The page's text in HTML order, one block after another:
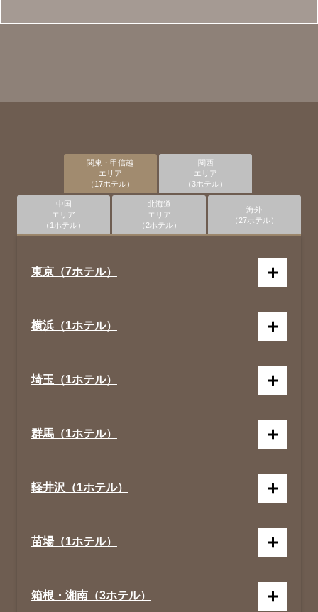
関東・甲信越
エリア
（17ホテル）
東京（7ホテル）
横浜（1ホテル）
埼玉（1ホテル）
群馬（1ホテル）
軽井沢（1ホテル）
苗場（1ホテル）
箱根・湘南（3ホテル）
関西
エリア
（3ホテル）
中国
エリア
（1ホテル）
北海道
エリア
（2ホテル）
海外
（27ホテル）